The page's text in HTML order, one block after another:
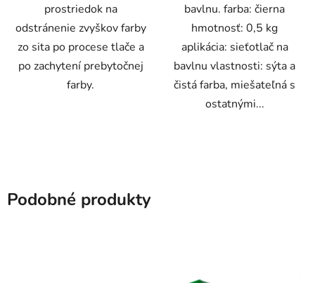
prostriedok na
odstránenie zvyškov farby
zo sita po procese tlače a
po zachytení prebytočnej
farby.
bavlnu. farba: čierna
hmotnosť: 0,5 kg
aplikácia: sieťotlač na
bavlnu vlastnosti: sýta a
čistá farba, miešateľná s
ostatnými...
Podobné produkty